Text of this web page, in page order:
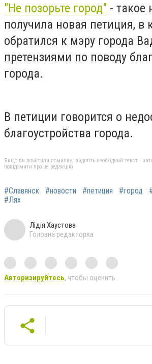
"Не позорьте город" - такое
получила новая петиция, в
обратился к мэру города
претензиями по поводу
города.
В петиции говорится о
благоустройства города.
Якщо ви помітили помилку, виділіть необхідний текст і
повідомити про це редакцію
#Славянск #новости #петиция #город
#Лях
Лідія Хаустова
Головна редакторка
Авторизируйтесь, чтобы оценить